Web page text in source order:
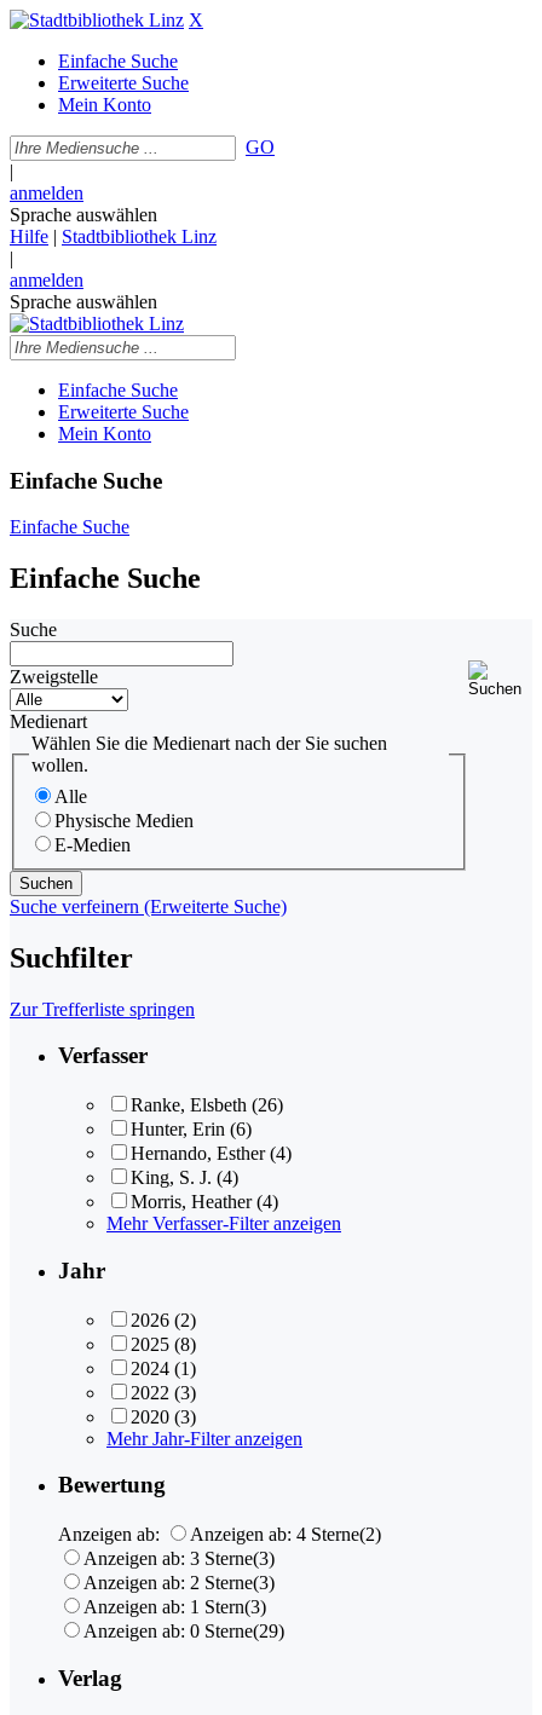
X
Einfache Suche
Erweiterte Suche
Mein Konto
GO
|
anmelden
Sprache auswählen
Hilfe | Stadtbibliothek Linz
|
anmelden
Sprache auswählen
Einfache Suche
Erweiterte Suche
Mein Konto
Einfache Suche
Einfache Suche
Einfache Suche
Suche
Zweigstelle
Medienart
Wählen Sie die Medienart nach der Sie suchen
wollen.
Alle
Physische Medien
E-Medien
Suche verfeinern (Erweiterte Suche)
Suchfilter
Zur Trefferliste springen
Verfasser
Ranke, Elsbeth (26)
Hunter, Erin (6)
Hernando, Esther (4)
King, S. J. (4)
Morris, Heather (4)
Mehr Verfasser-Filter anzeigen
Jahr
2026 (2)
2025 (8)
2024 (1)
2022 (3)
2020 (3)
Mehr Jahr-Filter anzeigen
Bewertung
Anzeigen ab: Anzeigen ab: 4 Sterne(2)
Anzeigen ab: 3 Sterne(3)
Anzeigen ab: 2 Sterne(3)
Anzeigen ab: 1 Stern(3)
Anzeigen ab: 0 Sterne(29)
Verlag